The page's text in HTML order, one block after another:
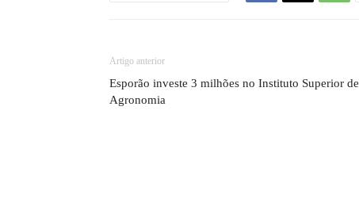
Artigo anterior
Esporão investe 3 milhões no Instituto Superior de
Agronomia